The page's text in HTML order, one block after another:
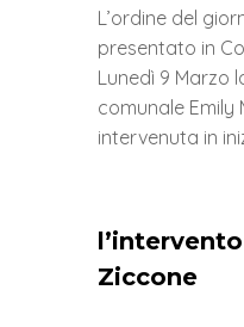
L’ordine del
presentato in
Lunedì 9 Marzo
comunale Emily
intervenuta in
Ziccone